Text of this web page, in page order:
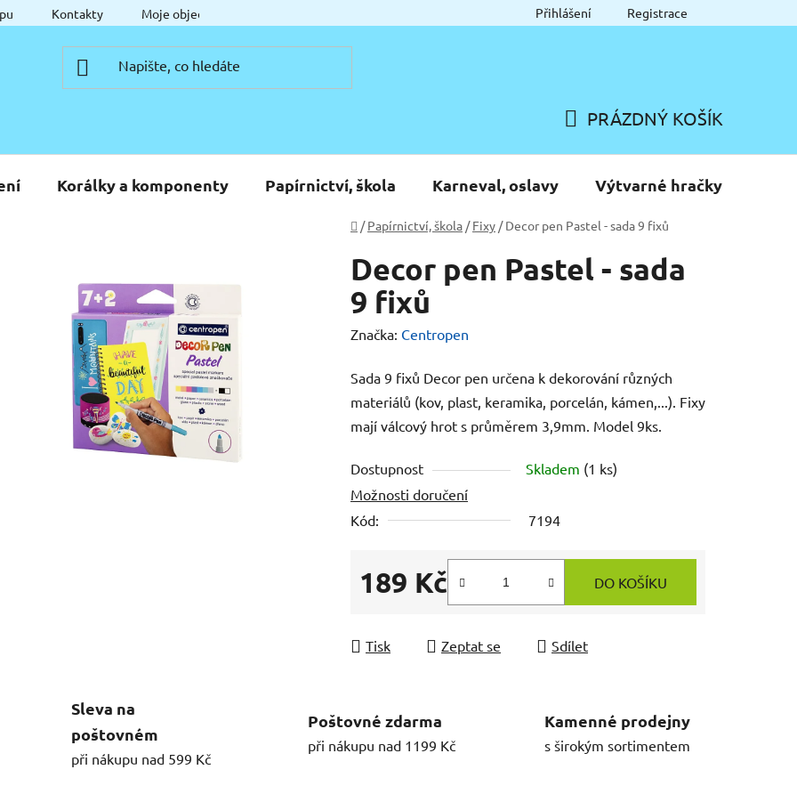
Kontakty Moje objednávka Přihlášení Registrace
KOŠÍK
PRÁZDNÝ KOŠÍK
Korálky a komponenty Papírnictví, škola Karneval, oslavy Výtvarné hračky
Domů
/ Papírnictví, škola / Fixy / Decor pen Pastel - sada 9 fixů
Decor pen Pastel - sada
9 fixů
Značka: Centropen
Sada 9 fixů Decor pen určena k dekorování různých
materiálů (kov, plast, keramika, porcelán, kámen,...). Fixy
mají válcový hrot s průměrem 3,9mm. Model 9ks.
Dostupnost Skladem (1 ks)
Možnosti doručení
Kód:
7194
189 Kč DO KOŠÍKU
Tisk Zeptat se Sdílet
Sleva na
poštovném
při nákupu nad 599 Kč
Poštovné zdarma
při nákupu nad 1199 Kč
Kamenné prodejny
s širokým sortimentem